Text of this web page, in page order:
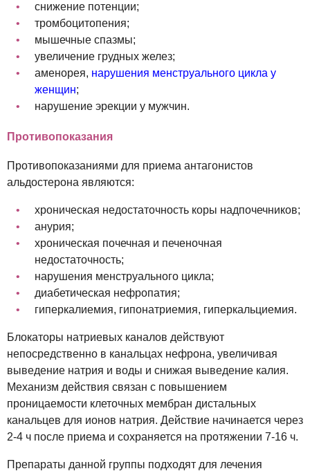
снижение потенции;
тромбоцитопения;
мышечные спазмы;
увеличение грудных желез;
аменорея, нарушения менструального цикла у
женщин;
нарушение эрекции у мужчин.
Противопоказания
Противопоказаниями для приема антагонистов
альдостерона являются:
хроническая недостаточность коры надпочечников;
анурия;
хроническая почечная и печеночная
недостаточность;
нарушения менструального цикла;
диабетическая нефропатия;
гиперкалиемия, гипонатриемия, гиперкальциемия.
Блокаторы натриевых каналов действуют
непосредственно в канальцах нефрона, увеличивая
выведение натрия и воды и снижая выведение калия.
Механизм действия связан с повышением
проницаемости клеточных мембран дистальных
канальцев для ионов натрия. Действие начинается через
2-4 ч после приема и сохраняется на протяжении 7-16 ч.
Препараты данной группы подходят для лечения